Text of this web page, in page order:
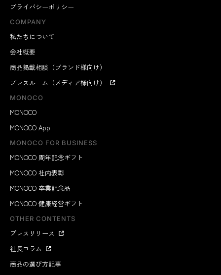
プライバシーポリシー
COMPANY
私たちについて
会社概要
商品掲載相談（ブランド様向け）
プレスルーム（メディア様向け）
MONOCO
MONOCO
MONOCO App
MONOCO FOR BUSINESS
MONOCO 周年記念ギフト
MONOCO 社内表彰
MONOCO 卒業記念品
MONOCO 健康経営ギフト
OTHER CONTENTS
プレスリリース
社長コラム
商品の選び方記事